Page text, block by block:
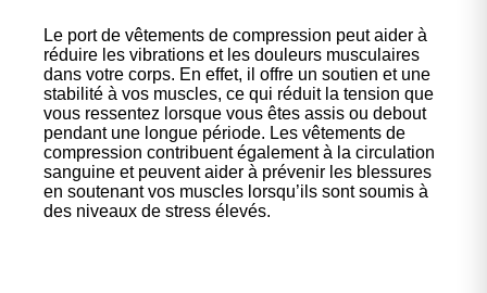
Le port de vêtements de compression peut aider à
réduire les vibrations et les douleurs musculaires
dans votre corps. En effet, il offre un soutien et une
stabilité à vos muscles, ce qui réduit la tension que
vous ressentez lorsque vous êtes assis ou debout
pendant une longue période. Les vêtements de
compression contribuent également à la circulation
sanguine et peuvent aider à prévenir les blessures
en soutenant vos muscles lorsqu’ils sont soumis à
des niveaux de stress élevés.